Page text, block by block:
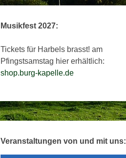
Musikfest 2027:
Tickets für Harbels brasst! am
Pfingstsamstag hier erhältlich:
shop.burg-kapelle.de
Veranstaltungen von und mit uns: